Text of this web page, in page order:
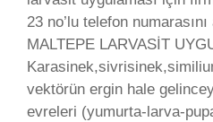
23 no’lu telefon
MALTEPE LARVASİT
vektörün ergin hale
evreleri (yumurta-larva-